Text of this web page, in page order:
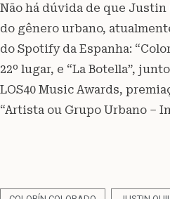
Não há dúvida de que
do gênero urbano,
do Spotify da Espanha:
22º lugar, e “La Botella”,
LOS40 Music Awards,
“Artista ou Grupo Urbano –